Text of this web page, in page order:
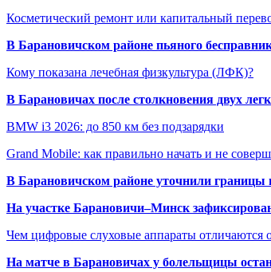
Косметический ремонт или капитальный
В Барановичском районе пьяного
Кому показана лечебная физкультура (ЛФК)?
В Барановичах после столкновения двух
BMW i3 2026: до 850 км без подзарядки
Grand Mobile: как правильно начать и не
В Барановичском районе уточнили границы
На участке Барановичи–Минск
Чем цифровые слуховые аппараты отличаются
На матче в Барановичах у болельщицы